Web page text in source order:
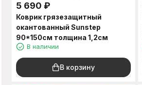
5 690 ₽
Коврик грязезащитный
окантованный Sunstep
90*150см толщина 1,2см
В наличии
В корзину